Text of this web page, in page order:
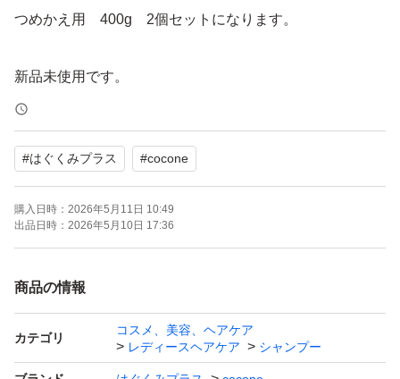
つめかえ用 400g 2個セットになります。
#はぐくみプラス #cocone
購入日時： 2026年5月11日 10:49
出品日時： 2026年5月10日 17:36
商品の情報
カテゴリ
コスメ、美容、ヘアケア
レディースヘアケア
シャンプー